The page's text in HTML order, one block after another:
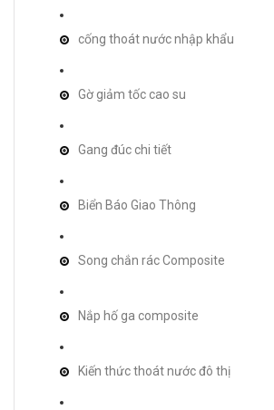
cống thoát nước nhập khẩu
Gờ giảm tốc cao su
Gang đúc chi tiết
Biển Báo Giao Thông
Song chắn rác Composite
Nắp hố ga composite
Kiến thức thoát nước đô thị